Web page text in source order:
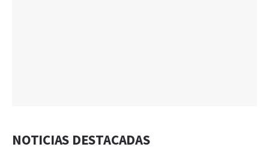
NOTICIAS DESTACADAS